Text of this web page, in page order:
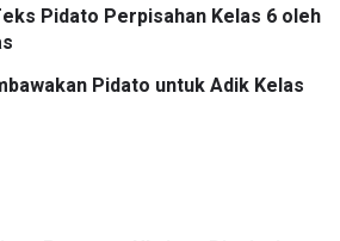
Pidato Perpisahan Kelas 6 oleh
Pidato untuk Adik Kelas